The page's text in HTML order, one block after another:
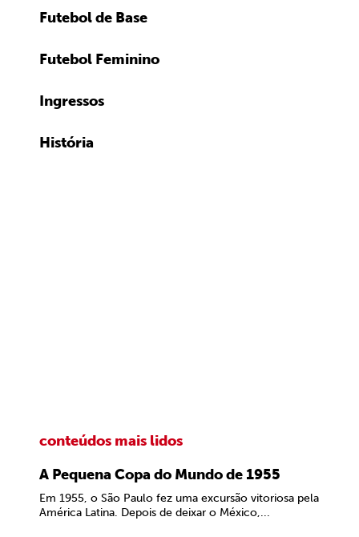
Futebol de Base
Futebol Feminino
Ingressos
História
conteúdos mais lidos
A Pequena Copa do Mundo de 1955
Em 1955, o São Paulo fez uma excursão vitoriosa pela
América Latina. Depois de deixar o México,...